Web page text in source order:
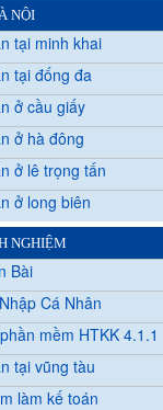
NỘI
tại minh khai
tại đống đa
ở cầu giấy
ở hà đông
ở lê trọng tấn
ở long biên
NGHIỆM
Bài
Cá Nhân
mềm HTKK 4.1.1
tại vũng tàu
làm kế toán